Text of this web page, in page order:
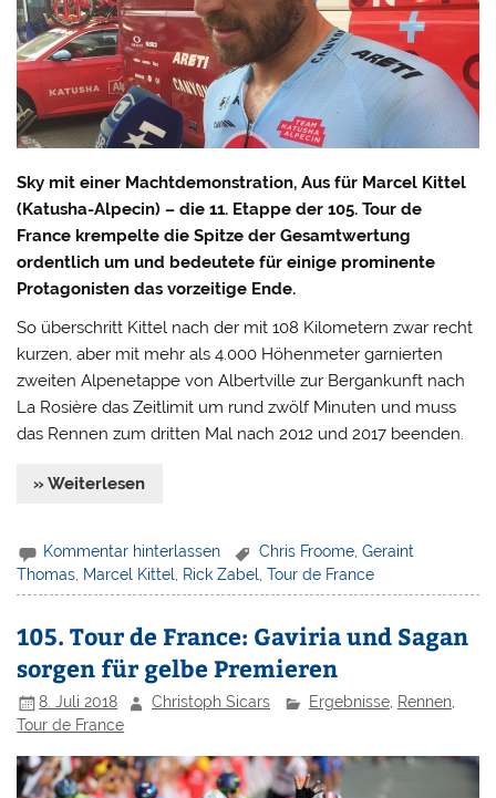
Sky mit einer Machtdemonstration, Aus für Marcel Kittel
(Katusha-Alpecin) – die 11. Etappe der 105. Tour de
France krempelte die Spitze der Gesamtwertung
ordentlich um und bedeutete für einige prominente
Protagonisten das vorzeitige Ende.
So überschritt Kittel nach der mit 108 Kilometern zwar recht
kurzen, aber mit mehr als 4.000 Höhenmeter garnierten
zweiten Alpenetappe von Albertville zur Bergankunft nach
La Rosière das Zeitlimit um rund zwölf Minuten und muss
das Rennen zum dritten Mal nach 2012 und 2017 beenden.
» Weiterlesen
Kommentar hinterlassen Chris Froome ,Geraint
Thomas, Marcel Kittel, Rick Zabel,Tour de France
105. Tour de France: Gaviria und Sagan
sorgen für gelbe Premieren
8. Juli 2018 Christoph Sicars Ergebnisse, Rennen,
Tour de France